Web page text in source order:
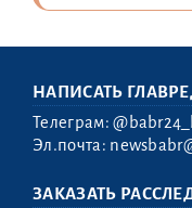
НАПИСАТЬ
Телеграм:
Эл.почта:
ЗАКАЗАТЬ